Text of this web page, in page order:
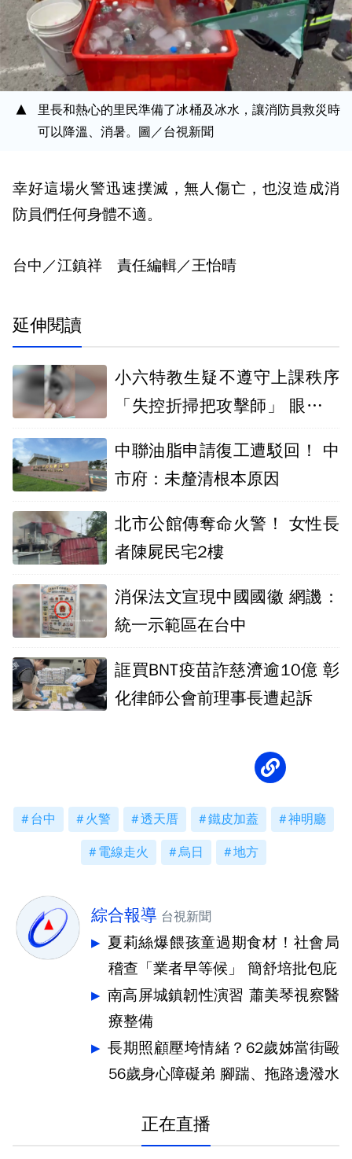
里長和熱心的里民準備了冰桶及冰水，讓消防員救災時
可以降溫、消暑。圖／台視新聞
幸好這場火警迅速撲滅，無人傷亡，也沒造成消
防員們任何身體不適。
台中／江鎮祥 責任編輯／王怡晴
延伸閱讀
小六特教生疑不遵守上課秩序
「失控折掃把攻擊師」 眼傷臉
中聯油脂申請復工遭駁回！ 中
市府：未釐清根本原因
北市公館傳奪命火警！ 女性長
者陳屍民宅2樓
消保法文宣現中國國徽 網譏：
統一示範區在台中
誆買BNT疫苗詐慈濟逾10億 彰
化律師公會前理事長遭起訴
台中 火警 透天厝 鐵皮加蓋 神明廳
電線走火 烏日 地方
綜合報導 台視新聞
夏莉絲爆餵孩童過期食材！社會局
稽查「業者早等候」 簡舒培批包庇
南高屏城鎮韌性演習 蕭美琴視察醫
療整備
長期照顧壓垮情緒？62歲姊當街毆
56歲身心障礙弟 腳踹、拖路邊潑水
正在直播